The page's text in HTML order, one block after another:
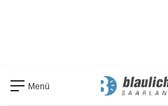
Menü